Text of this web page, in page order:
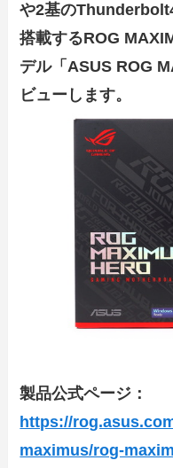
や2基の
搭載するROG
デル「ASUS ROG
ビューします。
製品公式ページ：
https://
maximus/rog-